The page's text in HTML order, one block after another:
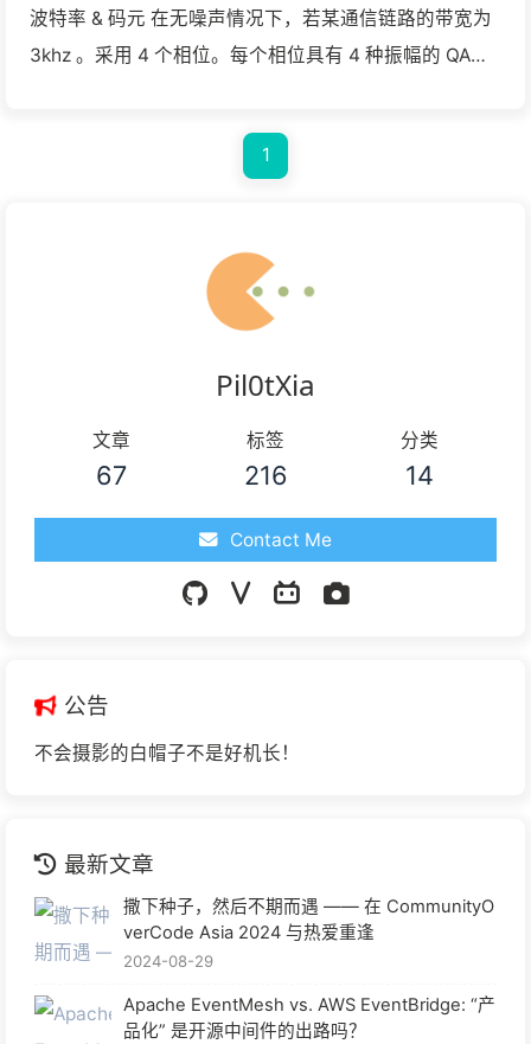
波特率 & 码元 在无噪声情况下，若某通信链路的带宽为
3khz 。采用 4 个相位。每个相位具有 4 种振幅的 QAM
1
Pil0tXia
文章
67
标签
216
分类
14
Contact Me
公告
不会摄影的白帽子不是好机长！
最新文章
撒下种子，然后不期而遇 —— 在 CommunityO
verCode Asia 2024 与热爱重逢
2024-08-29
Apache EventMesh vs. AWS EventBridge: “产
品化” 是开源中间件的出路吗？